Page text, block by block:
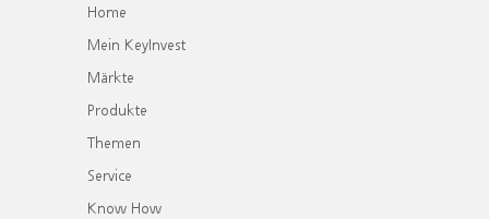
Home
Mein KeyInvest
Märkte
Produkte
Themen
Service
Know How